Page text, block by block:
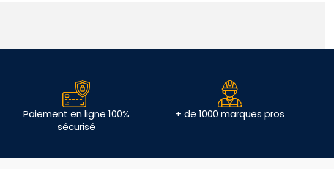
Paiement en ligne 100%
sécurisé
+ de 1000 marques pros